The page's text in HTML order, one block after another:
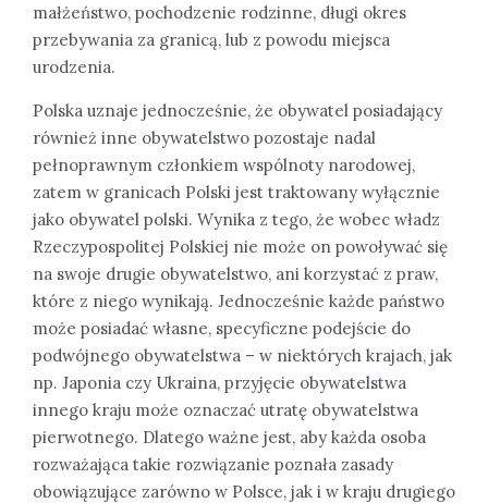
małżeństwo, pochodzenie rodzinne, długi okres
przebywania za granicą, lub z powodu miejsca
urodzenia.
Polska uznaje jednocześnie, że obywatel posiadający
również inne obywatelstwo pozostaje nadal
pełnoprawnym członkiem wspólnoty narodowej,
zatem w granicach Polski jest traktowany wyłącznie
jako obywatel polski. Wynika z tego, że wobec władz
Rzeczypospolitej Polskiej nie może on powoływać się
na swoje drugie obywatelstwo, ani korzystać z praw,
które z niego wynikają. Jednocześnie każde państwo
może posiadać własne, specyficzne podejście do
podwójnego obywatelstwa – w niektórych krajach, jak
np. Japonia czy Ukraina, przyjęcie obywatelstwa
innego kraju może oznaczać utratę obywatelstwa
pierwotnego. Dlatego ważne jest, aby każda osoba
rozważająca takie rozwiązanie poznała zasady
obowiązujące zarówno w Polsce, jak i w kraju drugiego